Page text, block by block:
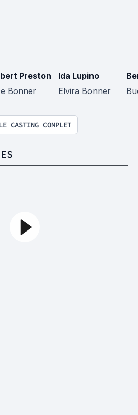
Preston
Bonner
Ida Lupino
Elvira Bonner
CASTING COMPLET